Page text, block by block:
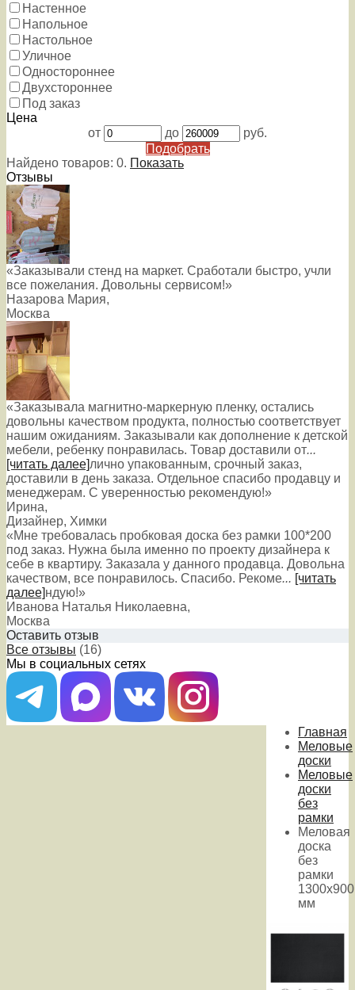
Настенное
Напольное
Настольное
Уличное
Одностороннее
Двухстороннее
Под заказ
Цена
от
до
руб.
Подобрать
Найдено товаров: 0. Показать
Отзывы
«Заказывали стенд на маркет. Сработали быстро, учли
все пожелания. Довольны сервисом!»
Назарова Мария,
Москва
«Заказывала магнитно-маркерную пленку, остались
довольны качеством продукта, полностью соответствует
нашим ожиданиям. Заказывали как дополнение к детской
мебели, ребенку понравилась. Товар доставили от...
[читать далее]лично упакованным, срочный заказ,
доставили в день заказа. Отдельное спасибо продавцу и
менеджерам. С уверенностью рекомендую!»
Ирина,
Дизайнер, Химки
«Мне требовалась пробковая доска без рамки 100*200
под заказ. Нужна была именно по проекту дизайнера к
себе в квартиру. Заказала у данного продавца. Довольна
качеством, все понравилось. Спасибо. Рекоме... [читать
далее]ндую!»
Иванова Наталья Николаевна,
Москва
Оставить отзыв
Все отзывы (16)
Мы в социальных сетях
Главная
Меловые
доски
Меловые
доски
без
рамки
Меловая
доска
без
рамки
1300х900
мм